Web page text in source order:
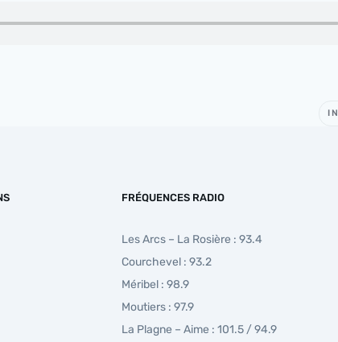
FRÉQUENCES RADIO
Les Arcs – La Rosière : 93.4
Courchevel : 93.2
Méribel : 98.9
Moutiers : 97.9
La Plagne – Aime : 101.5 / 94.9